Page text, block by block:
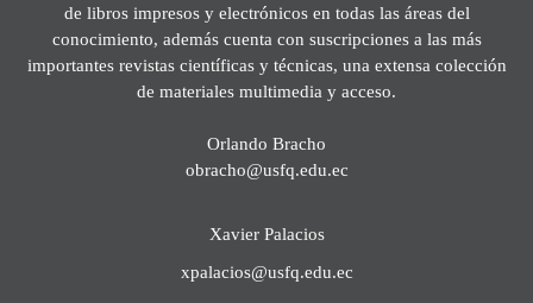
de libros impresos y electrónicos en todas las áreas del
conocimiento, además cuenta con suscripciones a las más
importantes revistas científicas y técnicas, una extensa colección
de materiales multimedia y acceso.
Orlando Bracho
obracho@usfq.edu.ec
Xavier Palacios
xpalacios@usfq.edu.ec